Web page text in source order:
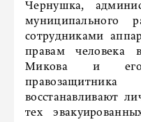
Чернушка,
муниципального
сотрудниками
правам человека
Микова и его
правозащитника
восстанавливают
тех